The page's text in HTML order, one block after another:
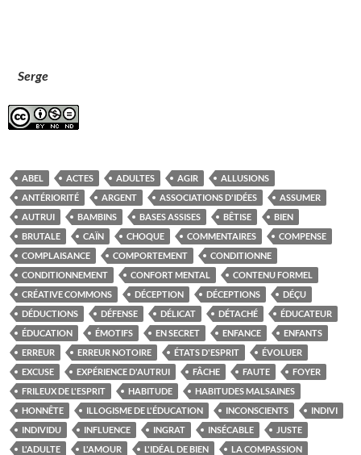
Serge
ABEL ACTES ADULTES AGIR
ALLUSIONS
ANTÉRIORITÉ
ARGENT ASSOCIATIONS D'IDÉES
ASSUMER
AUTRUI
BAMBINS BASES ASSISES BÊTISE
BIEN
BRUTALE
CAÏN CHOQUE COMMENTAIRES
COMPENSE
COMPLAISANCE
COMPORTEMENT
CONDITIONNE
CONDITIONNEMENT
CONFORT MENTAL
CONTENU FORMEL
CRÉATIVE COMMONS
DÉCEPTION DÉCEPTIONS
DÉÇU
DÉDUCTIONS
DÉFENSE DÉLICAT DÉTACHÉ
ÉDUCATEUR
ÉDUCATION
ÉMOTIFS EN SECRET ENFANCE
ENFANTS
ERREUR
ERREUR NOTOIRE ÉTATS D'ESPRIT
ÉVOLUER
EXCUSE
EXPÉRIENCE D'AUTRUI FÂCHE FAUTE
FOYER
FRILEUX DE L'ESPRIT
HABITUDE
HABITUDES MALSAINES
HONNÊTE
ILLOGISME DE L'ÉDUCATION INCONSCIENTS
INDIVI
INDIVIDU
INFLUENCE INGRAT INSÉCABLE
JUSTE
L'ADULTE
L'AMOUR L'IDÉAL DE BIEN
LA COMPASSION